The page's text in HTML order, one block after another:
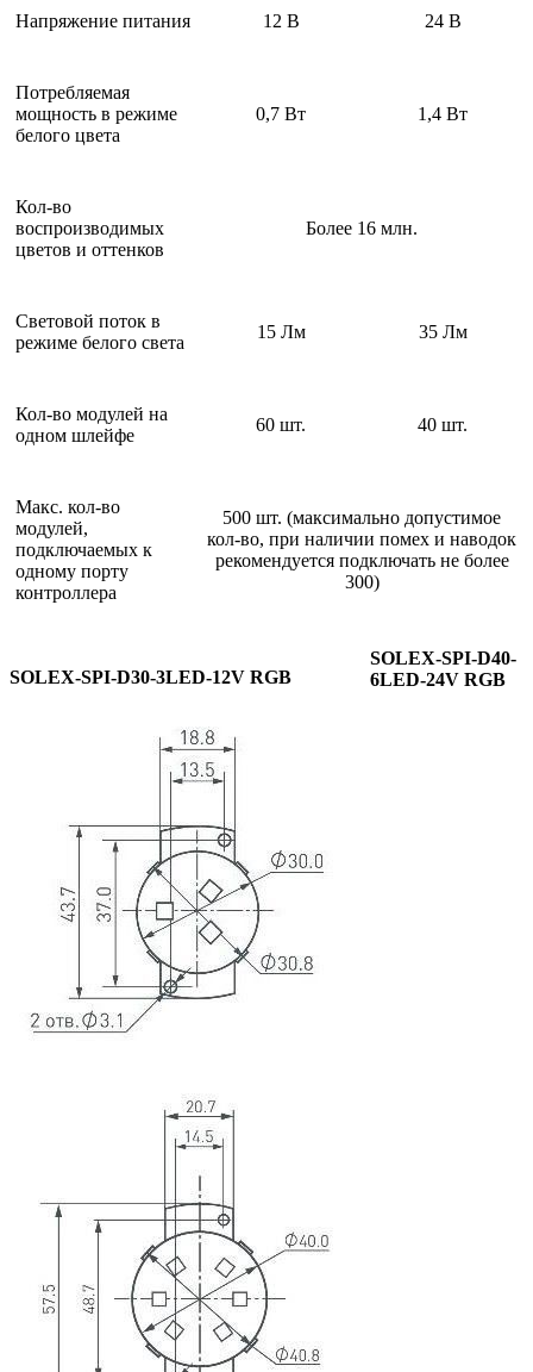
Напряжение питания 12 В 24 В
Потребляемая
мощность в режиме
белого цвета
0,7 Вт 1,4 Вт
Кол-во
воспроизводимых
цветов и оттенков
Более 16 млн.
Световой поток в
режиме белого света
15 Лм 35 Лм
Кол-во модулей на
одном шлейфе
60 шт. 40 шт.
Макс. кол-во
модулей,
подключаемых к
одному порту
контроллера
500 шт. (максимально допустимое
кол-во, при наличии помех и наводок
рекомендуется подключать не более
300)
SOLEX-SPI-D30-3LED-12V RGB
SOLEX-SPI-D40-
6LED-24V RGB